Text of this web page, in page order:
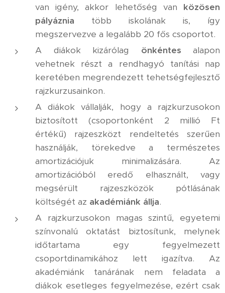
van igény, akkor lehetőség van közösen
pályáznia több iskolának is, így
megszervezve a legalább 20 fős csoportot.
A diákok kizárólag önkéntes alapon
vehetnek részt a rendhagyó tanítási nap
keretében megrendezett tehetségfejlesztő
rajzkurzusainkon.
A diákok vállalják, hogy a rajzkurzusokon
biztosított (csoportonként 2 millió Ft
értékű) rajzeszközt rendeltetés szerűen
használják, törekedve a természetes
amortizációjuk minimalizására. Az
amortizációból eredő elhasznált, vagy
megsérült rajzeszközök pótlásának
költségét az akadémiánk állja.
A rajzkurzusokon magas szintű, egyetemi
színvonalú oktatást biztosítunk, melynek
időtartama egy fegyelmezett
csoportdinamikához lett igazítva. Az
akadémiánk tanárának nem feladata a
diákok esetleges fegyelmezése, ezért csak